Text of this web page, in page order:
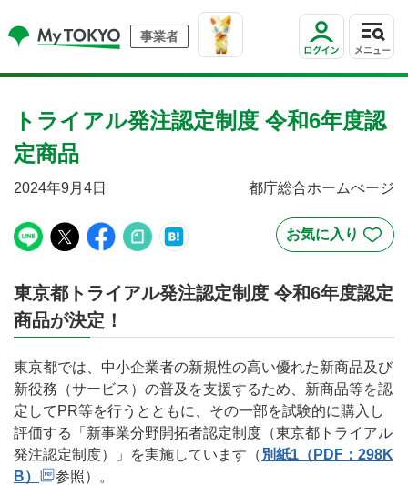
事業者
トライアル発注認定制度 令和6年度認
定商品
2024年9月4日 都庁総合ホームぺージ
東京都トライアル発注認定制度 令和6年度認定
商品が決定！
東京都では、中小企業者の新規性の高い優れた新商品及び
新役務（サービス）の普及を支援するため、新商品等を認
定してPR等を行うとともに、その一部を試験的に購入し
評価する「新事業分野開拓者認定制度（東京都トライアル
発注認定制度）」を実施しています（ 別紙1（PDF：298K
B）
参照）。